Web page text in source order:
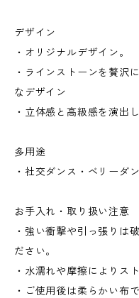
デザイン
・オリジナルデザイン。
・ラインストーンを贅沢
なデザイン
・立体感と高級感を演出
多用途
・社交ダンス・ベリーダ
お手入れ・取り扱い注意
・強い衝撃や引っ張りは
ださい。
・水濡れや摩擦によりス
・ご使用後は柔らかい布